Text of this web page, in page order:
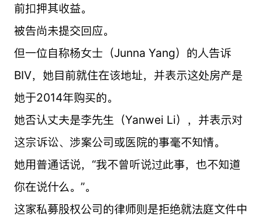
前扣押其收益。
被告尚未提交回应。
但一位自称杨女士（Junna Yang）的人告诉
BIV，她目前就住在该地址，并表示这处房产是
她于2014年购买的。
她否认丈夫是李先生（Yanwei Li），并表示对
这宗诉讼、涉案公司或医院的事毫不知情。
她用普通话说，“我不曾听说过此事，也不知道
你在说什么。”。
这家私募股权公司的律师则是拒绝就法庭文件中